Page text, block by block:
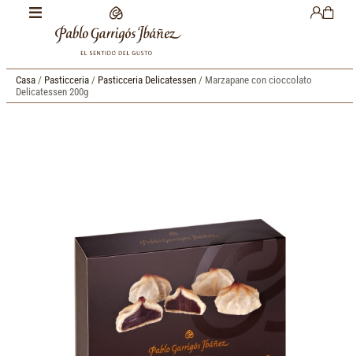
Casa / Pasticceria / Pasticceria Delicatessen / Marzapane con cioccolato
Delicatessen 200g